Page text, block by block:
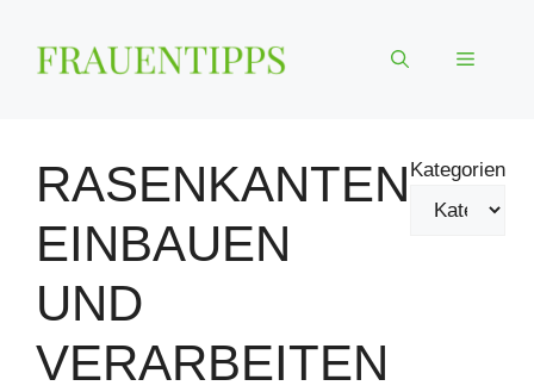
Inhalt
springen
Menü
RASENKANTEN
EINBAUEN
UND
VERARBEITEN
Kategorien